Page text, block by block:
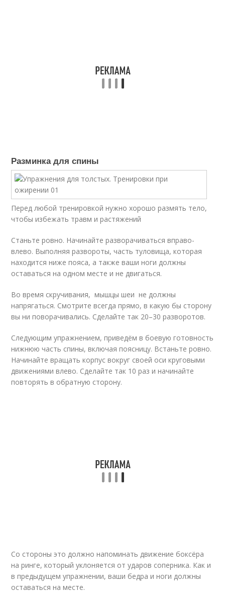
Разминка для спины
Перед любой тренировкой нужно хорошо размять тело,
чтобы избежать травм и растяжений
Станьте ровно. Начинайте разворачиваться вправо-
влево. Выполняя развороты, часть туловища, которая
находится ниже пояса, а также ваши ноги должны
оставаться на одном месте и не двигаться.
Во время скручивания, мышцы шеи не должны
напрягаться. Смотрите всегда прямо, в какую бы сторону
вы ни поворачивались. Сделайте так 20–30 разворотов.
Следующим упражнением, приведём в боевую готовность
нижнюю часть спины, включая поясницу. Встаньте ровно.
Начинайте вращать корпус вокруг своей оси круговыми
движениями влево. Сделайте так 10 раз и начинайте
повторять в обратную сторону.
Со стороны это должно напоминать движение боксёра
на ринге, который уклоняется от ударов соперника. Как и
в предыдущем упражнении, ваши бедра и ноги должны
оставаться на месте.